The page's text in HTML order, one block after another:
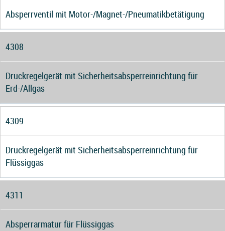
Absperrventil mit Motor-/Magnet-/Pneumatikbetätigung
4308
Druckregelgerät mit Sicherheitsabsperreinrichtung für
Erd-/Allgas
4309
Druckregelgerät mit Sicherheitsabsperreinrichtung für
Flüssiggas
4311
Absperrarmatur für Flüssiggas